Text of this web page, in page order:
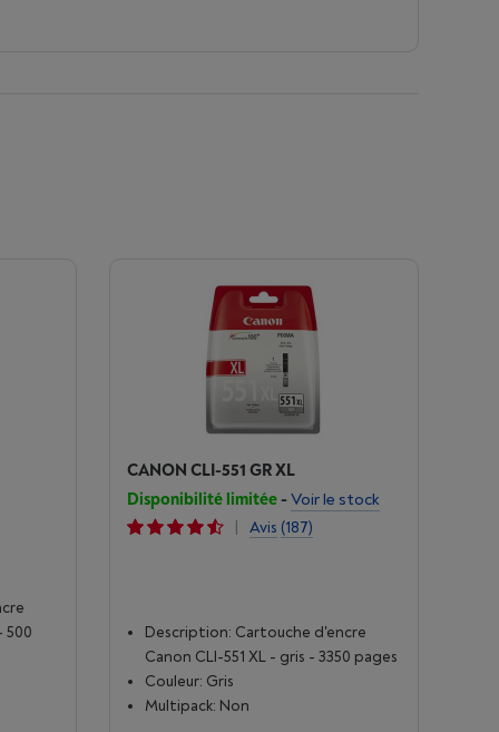
500
CANON CLI-551 GR XL
Disponibilité limitée- Voir le stock
|
Avis (187)
Description: Cartouche d'encre
Canon CLI-551 XL - gris - 3350 pages
Couleur: Gris
Multipack: Non